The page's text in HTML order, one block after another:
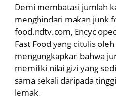
Demi membatasi jumlah
menghindari makan junk
food.ndtv.com,
Fast Food yang ditulis
mengungkapkan bahwa
memiliki nilai gizi yang
sama sekali daripada
lemak.